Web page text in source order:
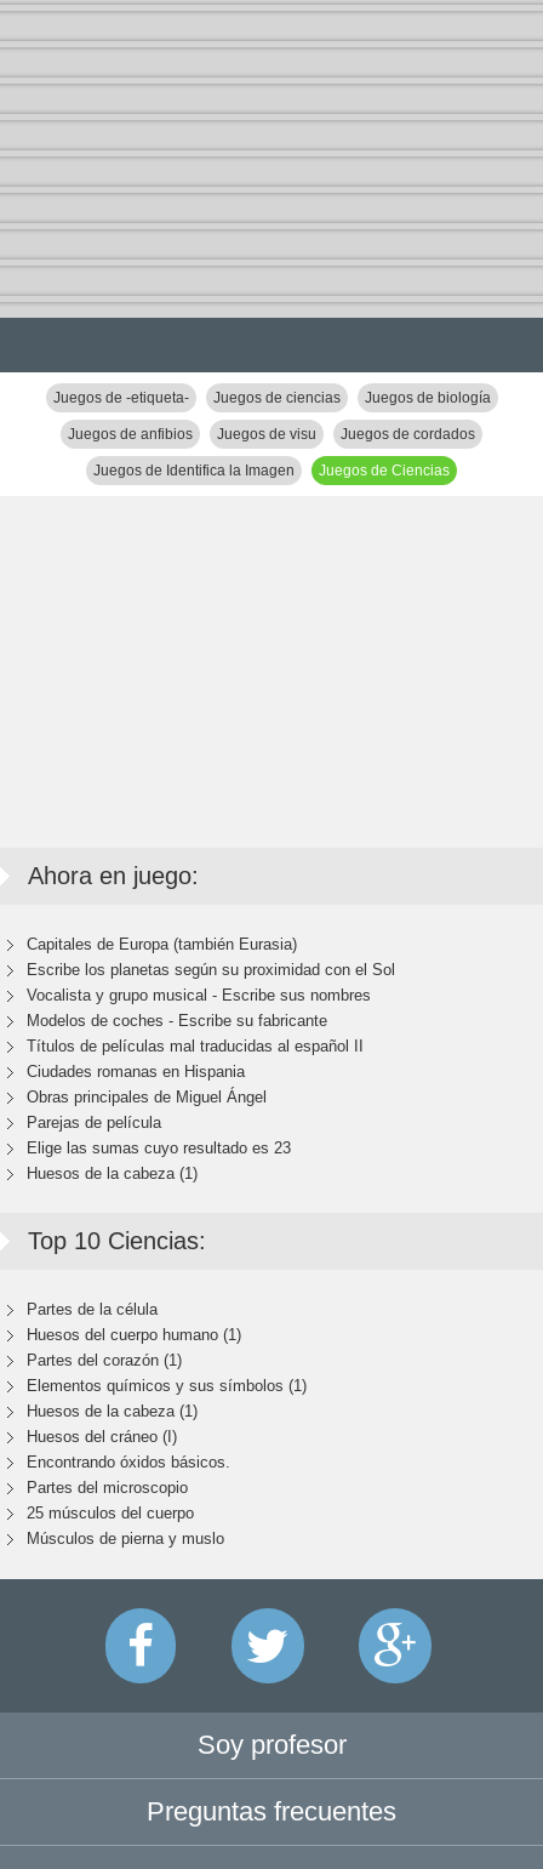
Juegos de -etiqueta- Juegos de ciencias Juegos de biología
Juegos de anfibios Juegos de visu Juegos de cordados
Juegos de Identifica la Imagen Juegos de Ciencias
Ahora en juego:
Capitales de Europa (también Eurasia)
Escribe los planetas según su proximidad con el Sol
Vocalista y grupo musical - Escribe sus nombres
Modelos de coches - Escribe su fabricante
Títulos de películas mal traducidas al español II
Ciudades romanas en Hispania
Obras principales de Miguel Ángel
Parejas de película
Elige las sumas cuyo resultado es 23
Huesos de la cabeza (1)
Top 10 Ciencias:
Partes de la célula
Huesos del cuerpo humano (1)
Partes del corazón (1)
Elementos químicos y sus símbolos (1)
Huesos de la cabeza (1)
Huesos del cráneo (I)
Encontrando óxidos básicos.
Partes del microscopio
25 músculos del cuerpo
Músculos de pierna y muslo
Soy profesor
Preguntas frecuentes